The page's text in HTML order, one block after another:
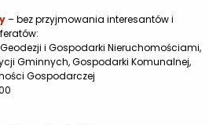
– bez przyjmowania interesantów i
i Gospodarki Nieruchomościami,
Gminnych, Gospodarki Komunalnej,
Gospodarczej